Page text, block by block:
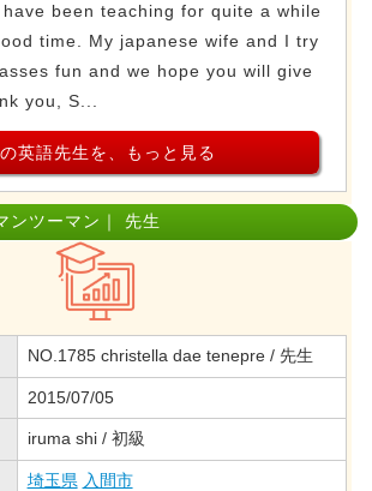
been teaching for quite a while
time. My japanese wife and I try
fun and we hope you will give
you, S...
英語先生を、もっと見る
ツーマン｜ 先生
NO.1785 christella dae tenepre / 先生
2015/07/05
iruma shi / 初級
埼玉県 入間市